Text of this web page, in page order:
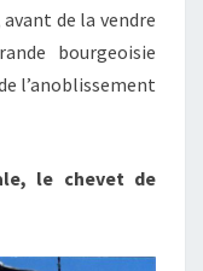
avant de la vendre
bourgeoisie
l’anoblissement
le chevet de